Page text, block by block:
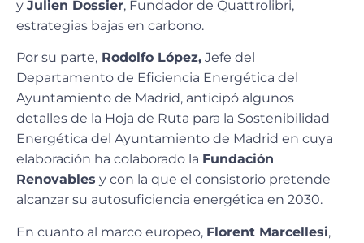
y Julien Dossier, Fundador de Quattrolibri,
estrategias bajas en carbono.
Por su parte, Rodolfo López, Jefe del
Departamento de Eficiencia Energética del
Ayuntamiento de Madrid, anticipó algunos
detalles de la Hoja de Ruta para la Sostenibilidad
Energética del Ayuntamiento de Madrid en cuya
elaboración ha colaborado la Fundación
Renovables y con la que el consistorio pretende
alcanzar su autosuficiencia energética en 2030.
En cuanto al marco europeo, Florent Marcellesi,